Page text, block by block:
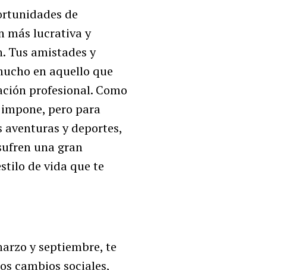
de
más lucrativa y
Tus amistades y
en aquello que
profesional. Como
pero para
y deportes,
una gran
de vida que te
y septiembre, te
cambios sociales,